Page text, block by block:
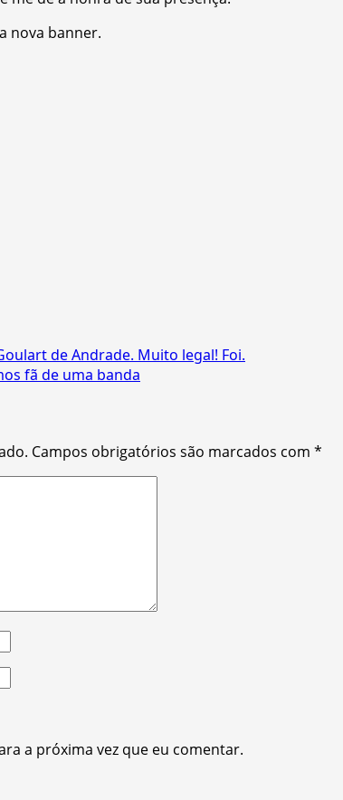
nova banner.
de Andrade. Muito legal! Foi.
fã de uma banda
Campos obrigatórios são marcados com *
a próxima vez que eu comentar.